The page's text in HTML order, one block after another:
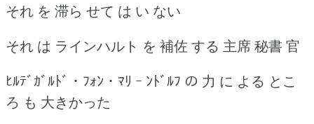
それ を 滞ら せて は い ない
それ は ラインハルト を 補佐 する 主席 秘書 官
ﾋﾙﾃﾞｶﾞﾙﾄﾞ ･ ﾌｫﾝ ･ ﾏﾘ ｰ ﾝﾄﾞﾙﾌ の 力 に よる とこ
ろ も 大きかった